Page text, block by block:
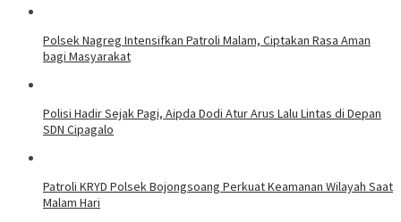
Polsek Nagreg Intensifkan Patroli Malam, Ciptakan Rasa Aman
bagi Masyarakat
Polisi Hadir Sejak Pagi, Aipda Dodi Atur Arus Lalu Lintas di Depan
SDN Cipagalo
Patroli KRYD Polsek Bojongsoang Perkuat Keamanan Wilayah Saat
Malam Hari